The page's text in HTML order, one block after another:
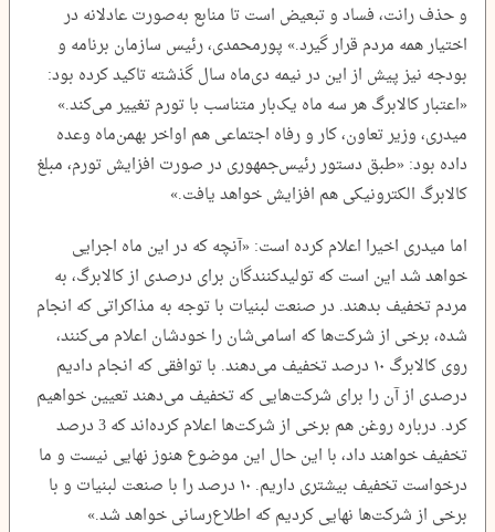
و حذف رانت، فساد و تبعیض است تا منابع به‌صورت عادلانه در
اختیار همه مردم قرار گیرد.» پورمحمدی، رئیس سازمان برنامه و
بودجه نیز پیش از این در نیمه دی‌ماه سال گذشته تاکید کرده بود:
«اعتبار کالابرگ هر سه ماه یک‌بار متناسب با تورم تغییر می‌کند.»
میدری، وزیر تعاون، کار و رفاه اجتماعی هم اواخر بهمن‌ماه وعده
داده بود: «طبق دستور رئیس‌جمهوری در صورت افزایش تورم، مبلغ
کالابرگ الکترونیکی هم افزایش خواهد یافت.»
اما میدری اخیرا اعلام کرده است: «آنچه که در این ماه اجرایی
خواهد شد این است که تولیدکنندگان برای درصدی از کالابرگ، به
مردم تخفیف بدهند. در صنعت لبنیات با توجه به مذاکراتی که انجام
شده، برخی از شرکت‌ها که اسامی‌شان را خودشان اعلام می‌کنند،
روی کالابرگ ۱۰ درصد تخفیف می‌دهند. با توافقی که انجام دادیم
درصدی از آن را برای شرکت‌هایی که تخفیف می‌دهند تعیین خواهیم
کرد. درباره روغن هم برخی از شرکت‌ها اعلام کرده‌اند که 3 درصد
تخفیف خواهند داد، با این حال این موضوع هنوز نهایی نیست و ما
درخواست تخفیف بیشتری داریم. ۱۰ درصد را با صنعت لبنیات و با
برخی از شرکت‌ها نهایی کردیم که اطلاع‌رسانی خواهد شد.»